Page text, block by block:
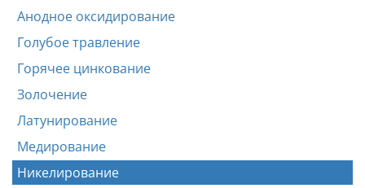
Анодное оксидирование
Голубое травление
Горячее цинкование
Золочение
Латунирование
Медирование
Никелирование